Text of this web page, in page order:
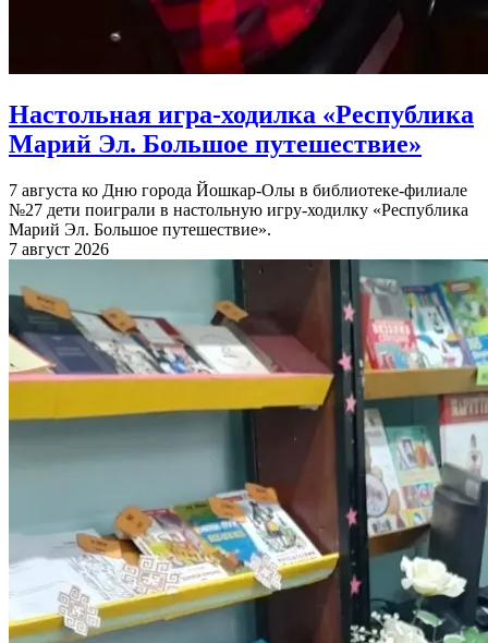
Настольная игра-ходилка «Республика
Марий Эл. Большое путешествие»
7 августа ко Дню города Йошкар-Олы в библиотеке-филиале
№27 дети поиграли в настольную игру-ходилку «Республика
Марий Эл. Большое путешествие».
7 август 2026